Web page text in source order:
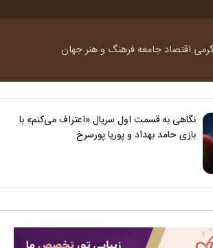
اقتصاد جامعهفرهنگ و هنرجهان
نگاهی به قسمت اول سریال «اعتراف می‌کنم» با
بازی حامد بهداد و پوریا پورسرخ